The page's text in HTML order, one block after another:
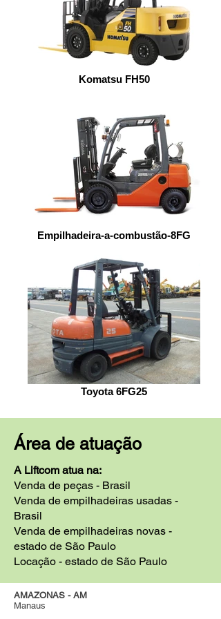
Komatsu FH50
Empilhadeira-a-combustão-8FG
Toyota 6FG25
Área de atuação
A Liftcom atua na:
Venda de peças - Brasil
Venda de empilhadeiras usadas -
Brasil
Venda de empilhadeiras novas -
estado de São Paulo
Locação - estado de São Paulo
AMAZONAS - AM
Manaus